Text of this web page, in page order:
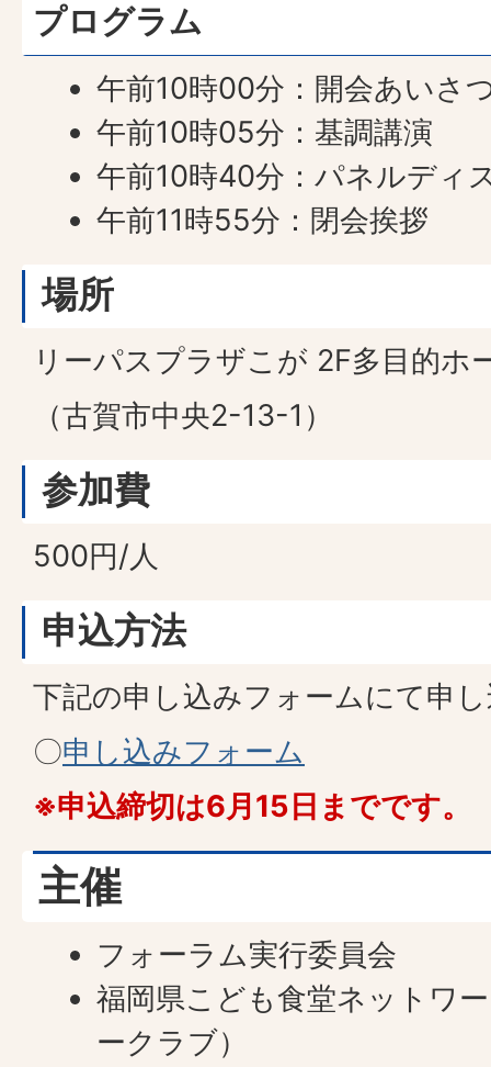
プログラム
午前10時00分：開会あいさ
午前10時05分：基調講演
午前10時40分：パネルディ
午前11時55分：閉会挨拶
場所
リーパスプラザこが 2F多目的ホ
（古賀市中央2-13-1）
参加費
500円/人
申込方法
下記の申し込みフォームにて申
〇申し込みフォーム
※申込締切は6月15日までです。
主催
フォーラム実行委員会
福岡県こども食堂ネットワ
ークラブ）